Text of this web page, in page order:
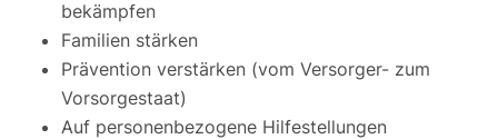
bekämpfen
Familien stärken
Prävention verstärken (vom Versorger- zum
Vorsorgestaat)
Auf personenbezogene Hilfestellungen